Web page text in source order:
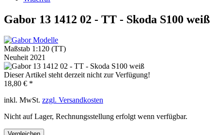
Gabor 13 1412 02 - TT - Skoda S100 weiß
Maßstab 1:120 (TT)
Neuheit 2021
Dieser Artikel steht derzeit nicht zur Verfügung!
18,80 € *
inkl. MwSt. zzgl. Versandkosten
Nicht auf Lager, Rechnungsstellung erfolgt wenn verfügbar.